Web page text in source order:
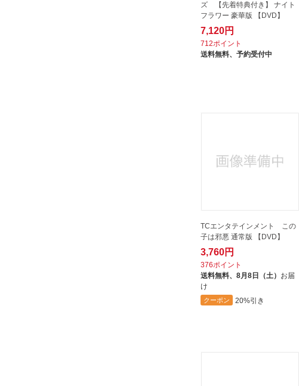
ズ 【先着特典付き】 ナイト
フラワー 豪華版 【DVD】
7,120円
712ポイント
送料無料、 予約受付中
TCエンタテインメント この
子は邪悪 通常版 【DVD】
3,760円
376ポイント
送料無料、 8月8日（土） お届
け
クーポン 20%引き